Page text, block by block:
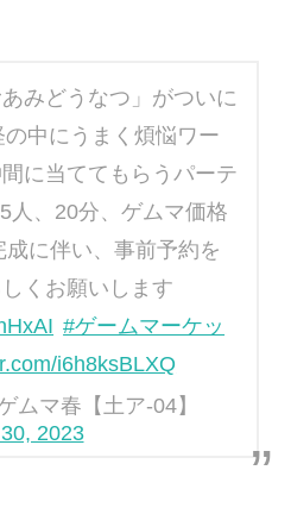
みどうなつ」がついに
中にうまく煩悩ワー
に当ててもらうパーテ
人、20分、ゲムマ価格
に伴い、事前予約を
くお願いします
#ゲームマーケッ
i6h8ksBLXQ
マ春【土ア-04】
2023